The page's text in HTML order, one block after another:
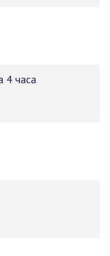
4 часа